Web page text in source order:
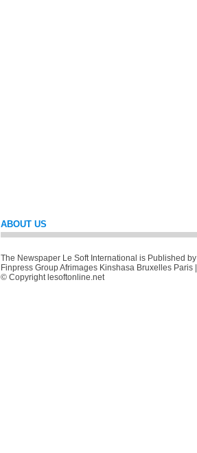
ABOUT US
The Newspaper Le Soft International is Published by
Finpress Group Afrimages Kinshasa Bruxelles Paris |
© Copyright lesoftonline.net